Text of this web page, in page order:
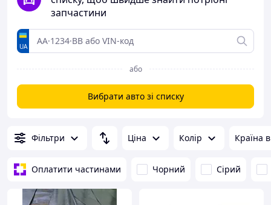
запчастини
UA
або
Вибрати авто зі списку
Фільтри Ціна Колір Країна
Оплатити частинами Чорний Сірий